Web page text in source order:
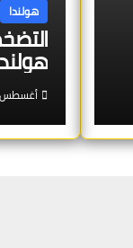
هولندا
أغسطس 2, 2026